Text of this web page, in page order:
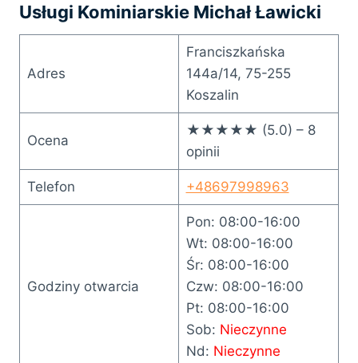
Usługi Kominiarskie Michał Ławicki
Adres
Franciszkańska
144a/14, 75-255
Koszalin
Ocena
★★★★★ (5.0) – 8
opinii
Telefon +48697998963
Godziny otwarcia
Pon: 08:00-16:00
Wt: 08:00-16:00
Śr: 08:00-16:00
Czw: 08:00-16:00
Pt: 08:00-16:00
Sob: Nieczynne
Nd: Nieczynne